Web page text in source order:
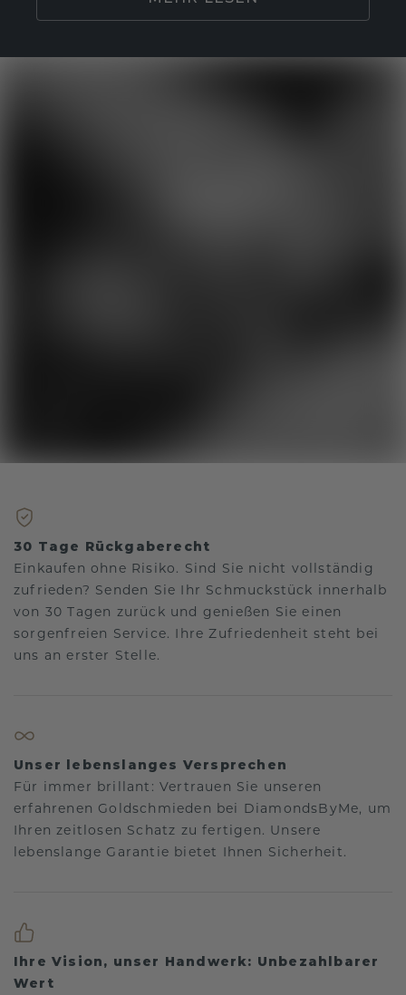
30 Tage Rückgaberecht
Einkaufen ohne Risiko. Sind Sie nicht vollständig
zufrieden? Senden Sie Ihr Schmuckstück innerhalb
von 30 Tagen zurück und genießen Sie einen
sorgenfreien Service. Ihre Zufriedenheit steht bei
uns an erster Stelle.
Unser lebenslanges Versprechen
Für immer brillant: Vertrauen Sie unseren
erfahrenen Goldschmieden bei DiamondsByMe, um
Ihren zeitlosen Schatz zu fertigen. Unsere
lebenslange Garantie bietet Ihnen Sicherheit.
Ihre Vision, unser Handwerk: Unbezahlbarer
Wert